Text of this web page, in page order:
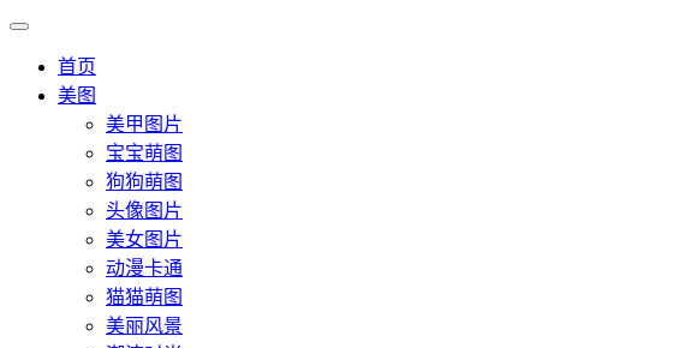
首页
美图
美甲图片
宝宝萌图
狗狗萌图
头像图片
美女图片
动漫卡通
猫猫萌图
美丽风景